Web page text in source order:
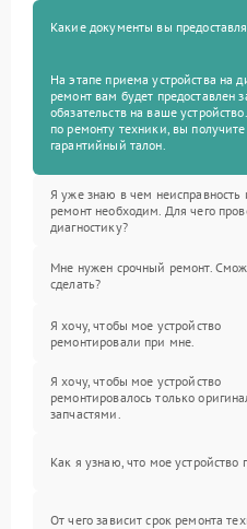
Какие документы вы
На этапе приема устройства на
ремонт вам будет предоставлен
обязательств на ваше
по ремонту техники, вы
гарантийный талон.
Я уже знаю в чем неисправность
ремонт необходим. Для чего
диагностику?
Мне нужен срочный ремонт.
сделать?
Я хочу, чтобы мое устройство
ремонтировали при мне.
Я хочу, чтобы мое устройство
ремонтировалось только
запчастями.
Как я узнаю, что мое устройство
От чего зависит срок ремонта